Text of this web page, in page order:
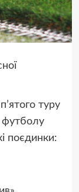
туру
футболу
поєдинки: